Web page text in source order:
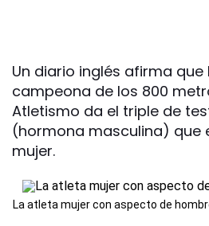
Un diario inglés afirma
campeona de los 800
Atletismo da el triple de
(hormona masculina) que
mujer.
La atleta mujer con aspecto de